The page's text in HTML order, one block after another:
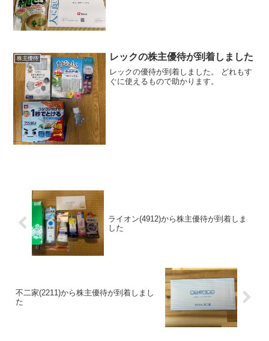
株主優待 レックの株主優待が到着しました
レックの優待が到着しました。 どれもす
ぐに使えるもので助かります。
ライオン(4912)から株主優待が到着しま
した
不二家(2211)から株主優待が到着しまし
た